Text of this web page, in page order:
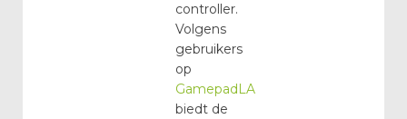
controller.
Volgens
gebruikers
op
GamepadLA
biedt de